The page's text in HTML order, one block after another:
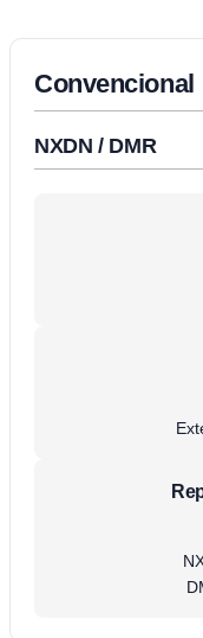
Convencional
NXDN / DMR